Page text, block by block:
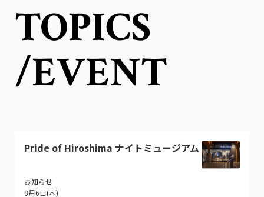
TOPICS
/EVENT
Pride of Hiroshima ナイトミュージアム
お知らせ
8月6日(木)